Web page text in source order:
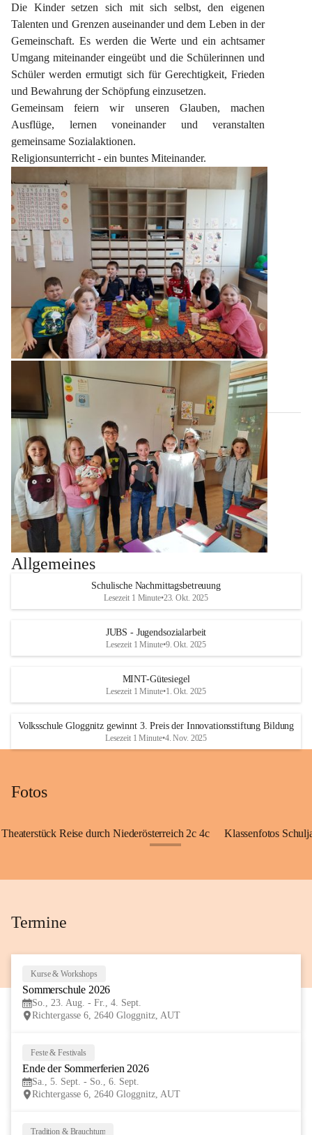
Die Kinder setzen sich mit sich selbst, den eigenen
Talenten und Grenzen auseinander und dem Leben in der
Gemeinschaft. Es werden die Werte und ein achtsamer
Umgang miteinander eingeübt und die Schülerinnen und
Schüler werden ermutigt sich für Gerechtigkeit, Frieden
und Bewahrung der Schöpfung einzusetzen.
Gemeinsam feiern wir unseren Glauben, machen
Ausflüge, lernen voneinander und veranstalten
gemeinsame Sozialaktionen.
Religionsunterricht - ein buntes Miteinander.
Allgemeines
Schulische Nachmittagsbetreuung
Lesezeit 1 Minute•23. Okt. 2025
JUBS - Jugendsozialarbeit
Lesezeit 1 Minute•9. Okt. 2025
MINT-Gütesiegel
Lesezeit 1 Minute•1. Okt. 2025
Volksschule Gloggnitz gewinnt 3. Preis der Innovationsstiftung Bildung
Lesezeit 1 Minute•4. Nov. 2025
Fotos
Theaterstück Reise durch Niederösterreich 2c 4c Klassenfotos
Termine
Kurse & Workshops
Sommerschule 2026
So., 23. Aug. - Fr., 4. Sept.
Richtergasse 6, 2640 Gloggnitz, AUT
Feste & Festivals
Ende der Sommerferien 2026
Sa., 5. Sept. - So., 6. Sept.
Richtergasse 6, 2640 Gloggnitz, AUT
Tradition & Brauchtum